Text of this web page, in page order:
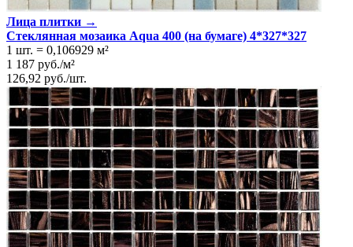
Лица плитки →
Стеклянная мозаика Aqua 400 (на бумаге) 4*327*327
1 шт. = 0,106929 м²
1 187 руб./м²
126,92 руб./шт.